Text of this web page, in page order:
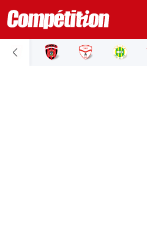
ACCUEIL